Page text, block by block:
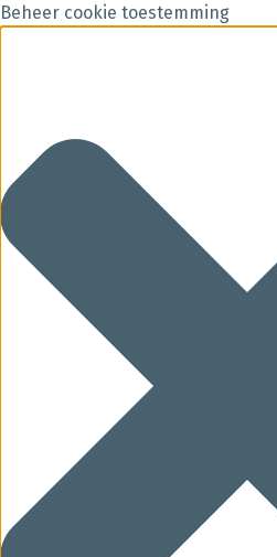
Beheer cookie toestemming